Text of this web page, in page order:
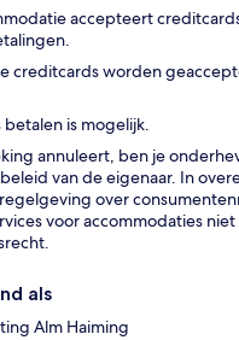
accepteert
creditcards worden
is mogelijk.
annuleert, ben je
van de eigenaar. In
over
voor accommodaties
als
Alm Haiming